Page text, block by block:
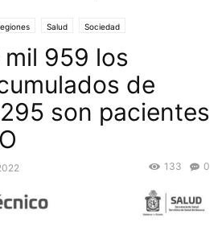
Salud Sociedad
mil 959 los
de
son pacientes
0
133